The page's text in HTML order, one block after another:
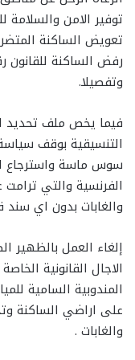
توفير الامن والسلامة
تعويض الساكنة
وتفصيلا.
فيما يخص ملف تحديد
التنسيقية بوقف
سوس ماسة واسترجاع
الفرنسية والتي ترامت
والغابات بدون اي سند
الاجال القانونية
المندوبية السامية
على اراضي الساكنة
والغابات .